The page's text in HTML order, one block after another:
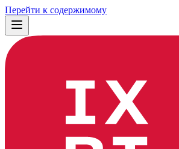
Перейти к содержимому